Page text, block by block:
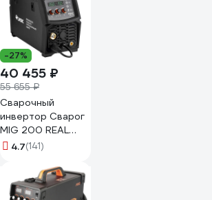
-27%
40 455 ₽
55 655 ₽
Сварочный
инвертор Сварог
MIG 200 REAL
SMART N2A5
4.7(141)